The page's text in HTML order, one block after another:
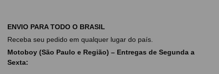
ENVIO PARA TODO O BRASIL
Receba seu pedido em qualquer lugar do país.
Motoboy (São Paulo e Região) – Entregas de Segunda a
Sexta: